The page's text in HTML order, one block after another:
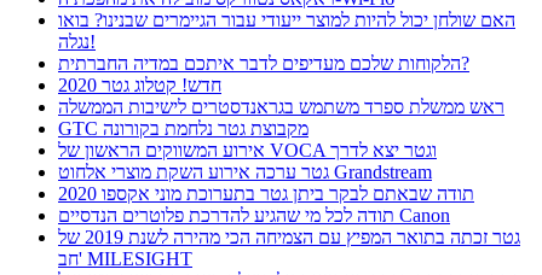
האם שולחן יכול להיות למוצר ייעודי עבור הגיימרים שבנינו? בואו
נגלה!
הלקוחות שלכם מעדיפים לדבר איתכם במדיה החברתית?
חדש! קטלוג גטר 2020
ראש ממשלת ספרד משתמש בגראנדסטרים לישיבות הממשלה
GTC מקבוצת גטר נלחמת בקורונה
אירוע המשווקים הראשון של VOCA וגטר יצא לדרך
גטר ערכה אירוע השקת מוצרי אלחוט Grandstream
תודה שבאתם לבקר ביתן גטר בתערוכת מוני אקספו 2020
תודה לכל מי שהגיע להדרכת פלוטרים הנדסיים Canon
גטר זכתה בתואר המפיץ עם הצמיחה הכי מהירה לשנת 2019 של
חב' MILESIGHT